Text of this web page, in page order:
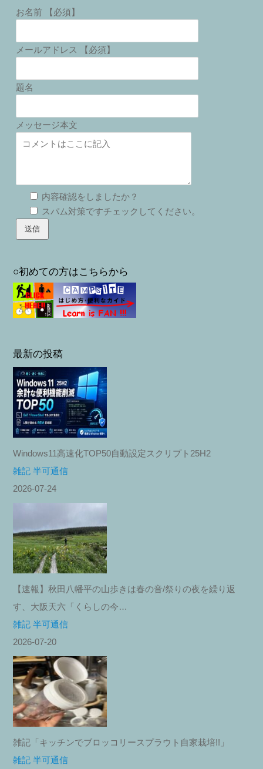
お名前 【必須】
メールアドレス 【必須】
題名
メッセージ本文
内容確認をしましたか？
スパム対策ですチェックしてください。
○初めての方はこちらから
最新の投稿
Windows11高速化TOP50自動設定スクリプト25H2
雑記 半可通信
2026-07-24
【速報】秋田八幡平の山歩きは春の音/祭りの夜を繰り返
す、大阪天六「くらしの今…
雑記 半可通信
2026-07-20
雑記「キッチンでブロッコリースプラウト自家栽培!!」
雑記 半可通信